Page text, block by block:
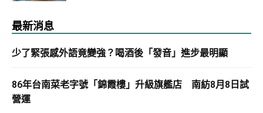
最新消息
少了緊張感外語竟變強？喝酒後「發音」進步最明顯
86年台南菜老字號「錦霞樓」升級旗艦店 南紡8月8日試
營運